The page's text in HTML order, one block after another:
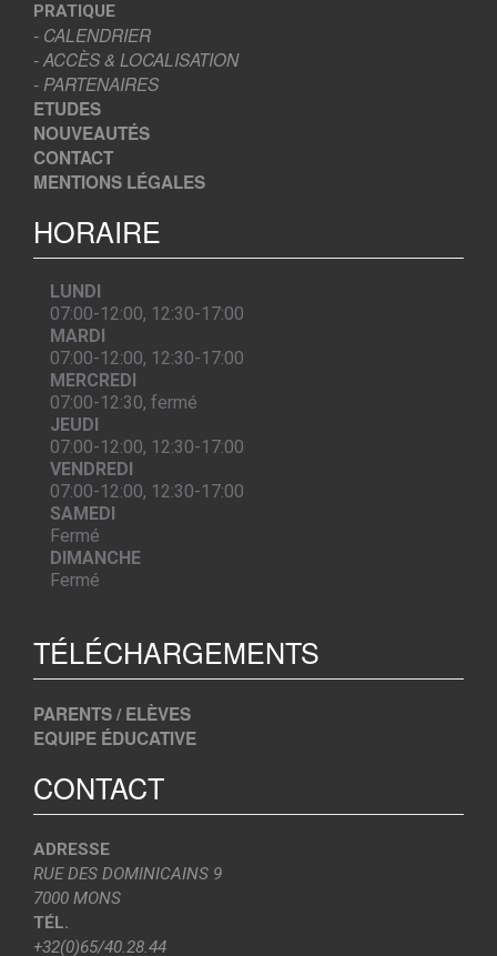
PRATIQUE
- CALENDRIER
- ACCÈS & LOCALISATION
- PARTENAIRES
ETUDES
NOUVEAUTÉS
CONTACT
MENTIONS LÉGALES
HORAIRE
LUNDI
07:00-12:00, 12:30-17:00
MARDI
07:00-12:00, 12:30-17:00
MERCREDI
07:00-12:30, fermé
JEUDI
07:00-12:00, 12:30-17:00
VENDREDI
07:00-12:00, 12:30-17:00
SAMEDI
Fermé
DIMANCHE
Fermé
TÉLÉCHARGEMENTS
PARENTS / ELÈVES
EQUIPE ÉDUCATIVE
CONTACT
ADRESSE
RUE DES DOMINICAINS 9
7000 MONS
TÉL.
+32(0)65/40.28.44